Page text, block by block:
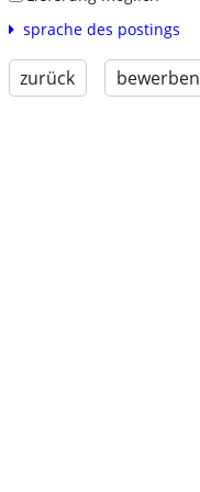
sprache des postings
zurück bewerben